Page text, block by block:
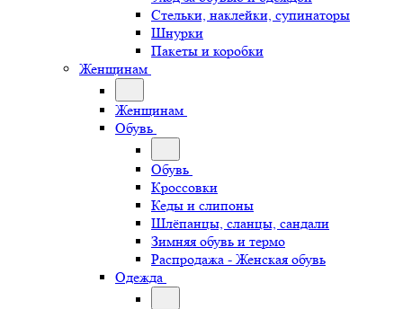
Стельки, наклейки, супинаторы
Шнурки
Пакеты и коробки
Женщинам
Женщинам
Обувь
Обувь
Кроссовки
Кеды и слипоны
Шлёпанцы, сланцы, сандали
Зимняя обувь и термо
Распродажа - Женская обувь
Одежда